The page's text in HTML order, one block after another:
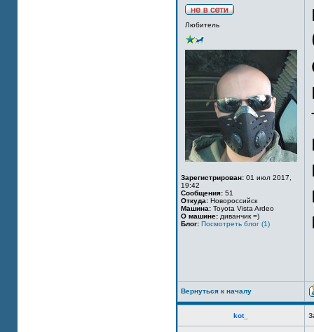
Любитель
Зарегистрирован: 01 июл 2017,
19:42
Сообщения: 51
Откуда: Новороссийск
Машина: Toyota Vista Ardeo
О машине: диванчик =)
Блог: Посмотреть блог (1)
Вернуться к началу
kot_